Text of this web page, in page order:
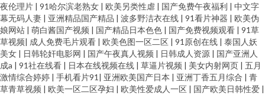
夜伦理片 | 91哈尔滨老熟女 | 欧美另类性虐 | 国产免费午夜福利 | 中文字
幕无码人妻 | 亚洲精品国产精品 | 波多野洁衣在线 | 91看片神器 | 欧美伪
娘网站 | 萌白酱国产视频 | 国产精品日本色色 | 国产免费视频观看 | 91草
草视频| 成人免费毛片观看 | 欧美色图一区二区 | 91原创在线 | 泰国人妖
美女 | 日韩轮奸电影网 | 国产午夜真人视频 | 日韩成人资源 | 国产亚洲人
成a | 91社在线看 | 日本在线视频在线 | 草逼片视频 | 美女内射网页 | 五月
激情综合婷婷 | 手机看片91 | 亚洲欧美国产日本 | 亚洲丁香五月综合 | 青
草青草视频 | 欧美一区二区孕妇 | 欧美性爱成人一区 | 国产欧美日韩性爱 |